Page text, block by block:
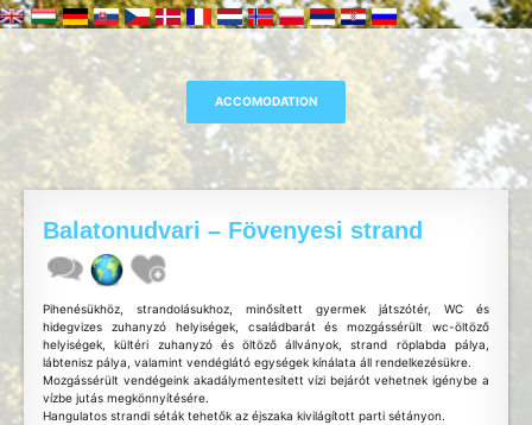
Balatonudvari – Fövenyesi strand
Pihenésükhöz, strandolásukhoz, minősített gyermek játszótér, WC és
hidegvizes zuhanyzó helyiségek, családbarát és mozgássérült wc-öltöző
helyiségek, kültéri zuhanyzó és öltöző állványok, strand röplabda pálya,
lábtenisz pálya, valamint vendéglátó egységek kínálata áll rendelkezésükre.
Mozgássérült vendégeink akadálymentesített vízi bejárót vehetnek igénybe a
vízbe jutás megkönnyítésére.
Hangulatos strandi séták tehetők az éjszaka kivilágított parti sétányon.